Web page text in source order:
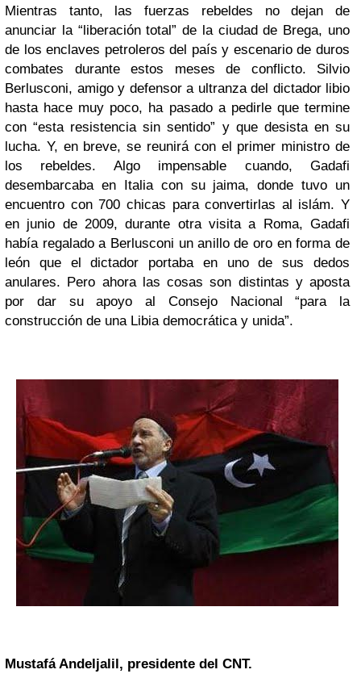
Mientras tanto, las fuerzas rebeldes no dejan de
anunciar la “liberación total” de la ciudad de Brega, uno
de los enclaves petroleros del país y escenario de duros
combates durante estos meses de conflicto. Silvio
Berlusconi, amigo y defensor a ultranza del dictador libio
hasta hace muy poco, ha pasado a pedirle que termine
con “esta resistencia sin sentido” y que desista en su
lucha. Y, en breve, se reunirá con el primer ministro de
los rebeldes. Algo impensable cuando, Gadafi
desembarcaba en Italia con su jaima, donde tuvo un
encuentro con 700 chicas para convertirlas al islám. Y
en junio de 2009, durante otra visita a Roma, Gadafi
había regalado a Berlusconi un anillo de oro en forma de
león que el dictador portaba en uno de sus dedos
anulares. Pero ahora las cosas son distintas y aposta
por dar su apoyo al Consejo Nacional “para la
construcción de una Libia democrática y unida”.
Mustafá Andeljalil, presidente del CNT.